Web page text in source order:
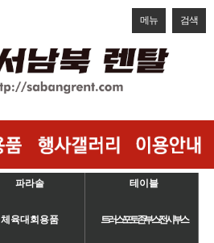
메뉴 검색
파라솔 테이블
체육대회용품 트러스/포토존/부스/전시부스